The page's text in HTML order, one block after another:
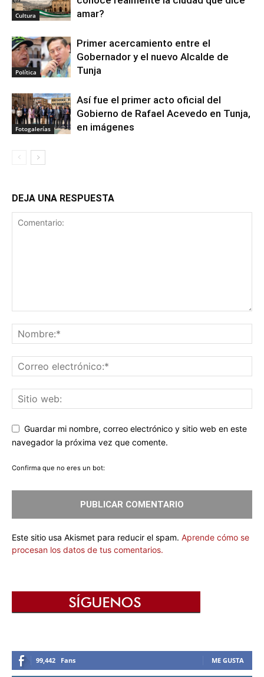
Cultura
amar?
Política
Primer acercamiento entre el
Gobernador y el nuevo Alcalde de
Tunja
Fotogalerías
Así fue el primer acto oficial del
Gobierno de Rafael Acevedo en Tunja,
en imágenes
DEJA UNA RESPUESTA
Guardar mi nombre, correo electrónico y sitio web en este
navegador la próxima vez que comente.
Confirma que no eres un bot:
Este sitio usa Akismet para reducir el spam. Aprende cómo se
procesan los datos de tus comentarios.
99,442 Fans ME GUSTA